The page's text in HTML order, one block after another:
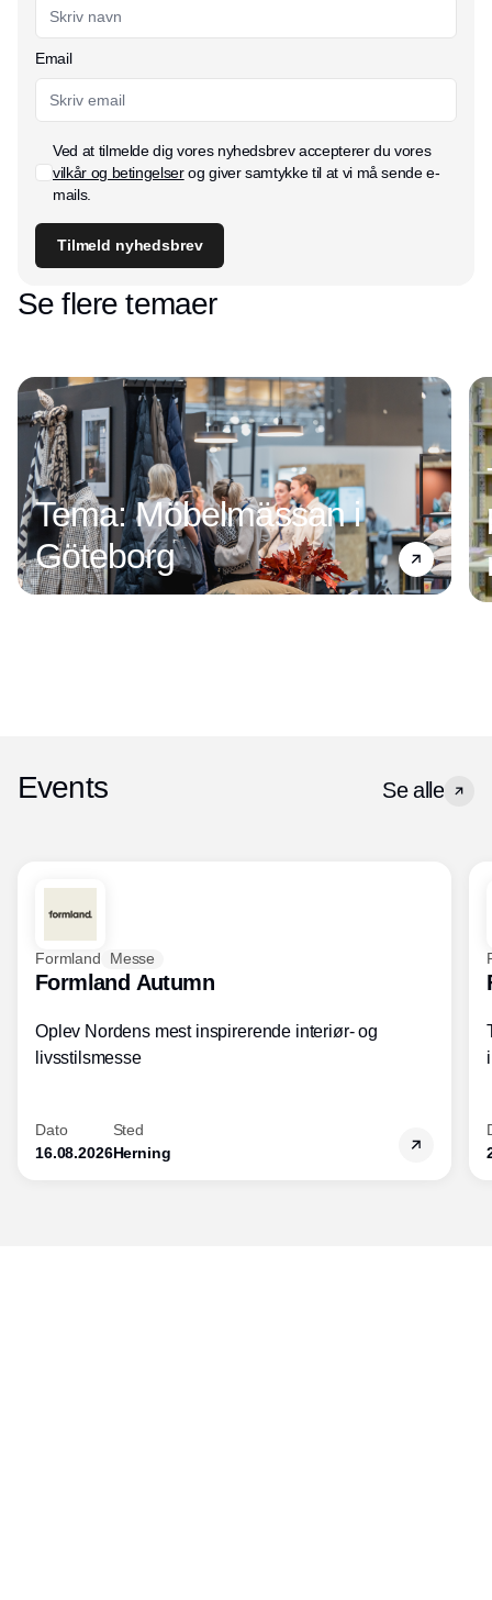
Email
Ved at tilmelde dig vores nyhedsbrev accepterer du vores
vilkår og betingelserog giver samtykke til at vi må sende e-
mails.
Tilmeld nyhedsbrev
Se flere temaer
Tema: Möbelmässan i
Göteborg
Events Se alle
Formland Messe
Formland Autumn
Oplev Nordens mest inspirerende interiør- og
livsstilsmesse
Dato
16.08.2026
Sted
Herning